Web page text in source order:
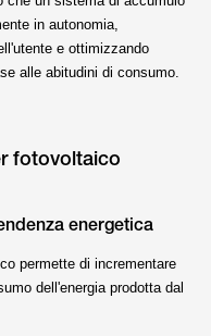
in autonomia,
e ottimizzando
alle abitudini di consumo.
fotovoltaico
energetica
permette di incrementare
dell'energia prodotta dal